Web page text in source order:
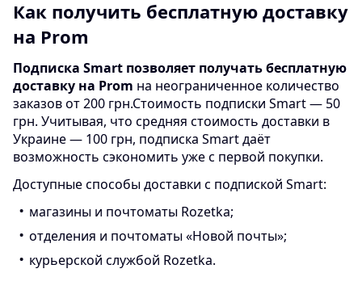
Как получить бесплатную доставку
на Prom
Подписка Smart позволяет получать бесплатную
доставку на Prom на неограниченное количество
заказов от 200 грн.Стоимость подписки Smart — 50
грн. Учитывая, что средняя стоимость доставки в
Украине — 100 грн, подписка Smart даёт
возможность сэкономить уже с первой покупки.
Доступные способы доставки с подпиской Smart:
магазины и почтоматы Rozetka;
отделения и почтоматы «Новой почты»;
курьерской службой Rozetka.